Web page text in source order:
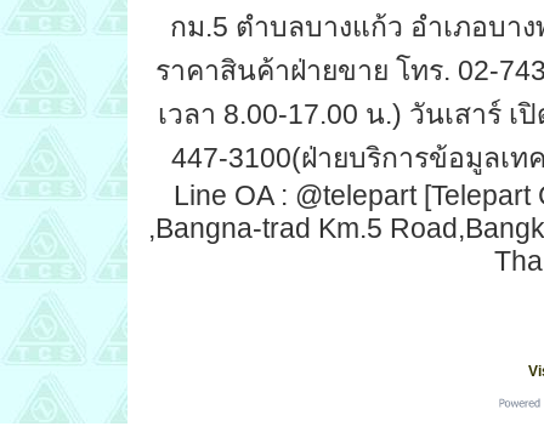
กม.5 ตำบลบางแก้ว อำเภอบา
ราคาสินค้าฝ่ายขาย โทร. 02-
เวลา 8.00-17.00 น.) วันเสาร์
447-3100(ฝ่ายบริการข้อมูลเท
Line OA : @telepart
,Bangna-trad Km.5